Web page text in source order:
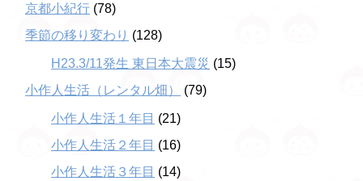
京都小紀行 (78)
季節の移り変わり (128)
H23.3/11発生 東日本大震災 (15)
小作人生活（レンタル畑）
(79)
小作人生活１年目 (21)
小作人生活２年目 (16)
小作人生活３年目 (14)